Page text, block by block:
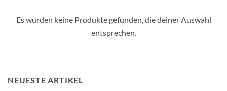
Es wurden keine Produkte gefunden, die deiner Auswahl
entsprechen.
NEUESTE ARTIKEL